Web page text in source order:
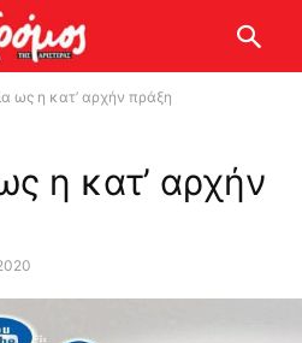
ως η κατ’ αρχήν πράξη
η κατ’ αρχήν